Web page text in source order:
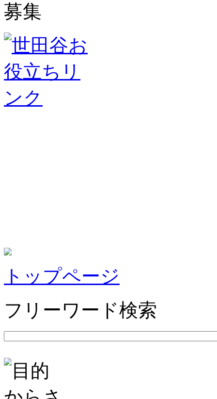
トップページ
フリーワード検索